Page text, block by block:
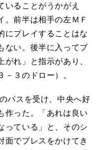
いることがうかがえ
。前半は相手の左ＭＦ
にプレイすることはな
ない。後半に入ってプ
れ」と指示があり、
３のドロー）。
パスを受け、中央へ好
作った。「あれは良い
っている」と、そのシ
面でプレスをかけてき